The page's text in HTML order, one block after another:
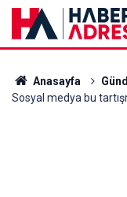
Anasayfa
Sosyal medya bu